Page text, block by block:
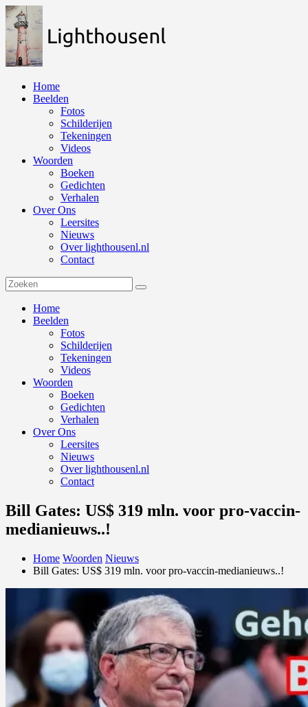
Naar
de
inhoud
springen
Home
Beelden
Fotos
Schilderijen
Tekeningen
Videos
Woorden
Boeken
Gedichten
Verhalen
Over Ons
Leersites
Nieuws
Over lighthousenl.nl
Contact
Home
Beelden
Fotos
Schilderijen
Tekeningen
Videos
Woorden
Boeken
Gedichten
Verhalen
Over Ons
Leersites
Nieuws
Over lighthousenl.nl
Contact
Bill Gates: US$ 319 mln. voor pro-vaccin-
medianieuws..!
Home Woorden Nieuws
Bill Gates: US$ 319 mln. voor pro-vaccin-medianieuws..!